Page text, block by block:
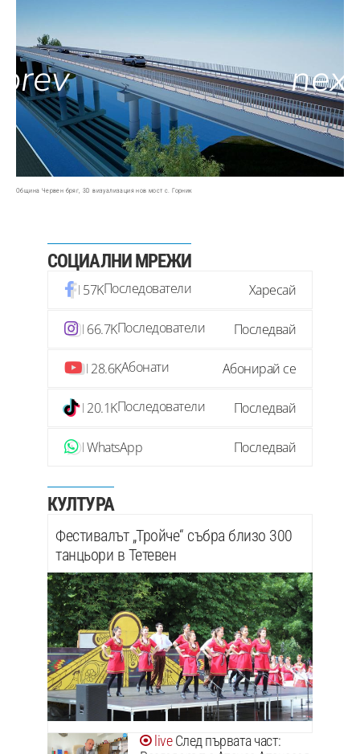
Община Червен бряг, 3D визуализация нов мост с. Горник
СОЦИАЛНИ МРЕЖИ
57KПоследователи Харесай
66.7KПоследователи Последвай
28.6KАбонати Абонирай се
20.1KПоследователи Последвай
WhatsApp Последвай
КУЛТУРА
Фестивалът „Тройче“ събра близо 300
танцьори в Тетевен
След първата част: